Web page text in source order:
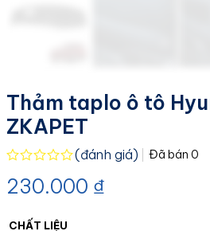
Thảm taplo ô tô
ZKAPET
xếp
5
(đánh giá) Đã bán0
230.000 ₫
CHẤT LIỆU